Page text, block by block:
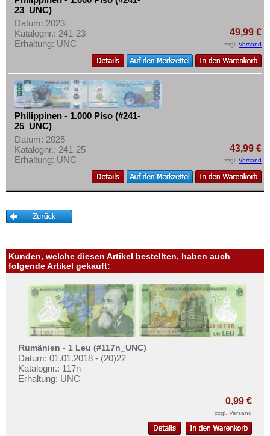
Mehr über...
Zahlungsbedingungen
Privatsphäre und Datenschutz
Widerrufsbelehrung
Liefer- und Versandkosten
AGB
Impressum
23_UNC)
Datum: 2023
Katalognr.: 241-23
Erhaltung: UNC
49,99 €
zzgl. Versand
Philippinen - 1.000 Piso (#241-
25_UNC)
Datum: 2025
Katalognr.: 241-25
Erhaltung: UNC
43,99 €
zzgl. Versand
Kunden, welche diesen Artikel bestellten, haben auch
folgende Artikel gekauft:
Rumänien - 1 Leu (#117n_UNC)
Datum: 01.01.2018 - (20)22
Katalognr.: 117n
Erhaltung: UNC
0,99 €
zzgl. Versand